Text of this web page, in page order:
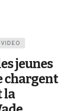
VIDEO
jeunes
chargent
la